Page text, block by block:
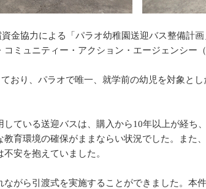
金協力による「パラオ幼稚園送迎バス整備計
ミュニティー・アクション・エージェンシー
おり、パラオで唯一、就学前の幼児を対象と
ている送迎バスは、購入から10年以上が経
育環境の確保がままならい状況でした。ま
安を抱えていました。
がら引渡式を実施することができました。